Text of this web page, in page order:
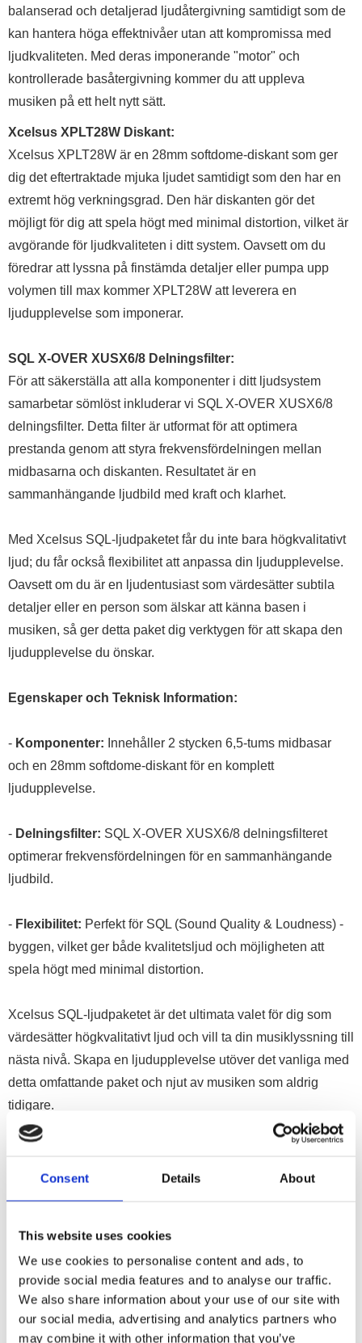
Consent Details About
This website uses cookies
We use cookies to personalise content and ads, to
provide social media features and to analyse our traffic.
We also share information about your use of our site with
our social media, advertising and analytics partners who
may combine it with other information that you’ve
balanserad och detaljerad ljudåtergivning samtidigt som de
kan hantera höga effektnivåer utan att kompromissa med
ljudkvaliteten. Med deras imponerande "motor" och
kontrollerade basåtergivning kommer du att uppleva
musiken på ett helt nytt sätt.
Xcelsus XPLT28W Diskant:
Xcelsus XPLT28W är en 28mm softdome-diskant som ger
dig det eftertraktade mjuka ljudet samtidigt som den har en
extremt hög verkningsgrad. Den här diskanten gör det
möjligt för dig att spela högt med minimal distortion, vilket är
avgörande för ljudkvaliteten i ditt system. Oavsett om du
föredrar att lyssna på finstämda detaljer eller pumpa upp
volymen till max kommer XPLT28W att leverera en
ljudupplevelse som imponerar.
SQL X-OVER XUSX6/8 Delningsfilter:
För att säkerställa att alla komponenter i ditt ljudsystem
samarbetar sömlöst inkluderar vi SQL X-OVER XUSX6/8
delningsfilter. Detta filter är utformat för att optimera
prestanda genom att styra frekvensfördelningen mellan
midbasarna och diskanten. Resultatet är en
sammanhängande ljudbild med kraft och klarhet.
Med Xcelsus SQL-ljudpaketet får du inte bara högkvalitativt
ljud; du får också flexibilitet att anpassa din ljudupplevelse.
Oavsett om du är en ljudentusiast som värdesätter subtila
detaljer eller en person som älskar att känna basen i
musiken, så ger detta paket dig verktygen för att skapa den
ljudupplevelse du önskar.
Egenskaper och Teknisk Information:
- Komponenter: Innehåller 2 stycken 6,5-tums midbasar
och en 28mm softdome-diskant för en komplett
ljudupplevelse.
- Delningsfilter: SQL X-OVER XUSX6/8 delningsfilteret
optimerar frekvensfördelningen för en sammanhängande
ljudbild.
- Flexibilitet: Perfekt för SQL (Sound Quality & Loudness) -
byggen, vilket ger både kvalitetsljud och möjligheten att
spela högt med minimal distortion.
Xcelsus SQL-ljudpaketet är det ultimata valet för dig som
värdesätter högkvalitativt ljud och vill ta din musiklyssning till
nästa nivå. Skapa en ljudupplevelse utöver det vanliga med
detta omfattande paket och njut av musiken som aldrig
tidigare.
Tekniska data